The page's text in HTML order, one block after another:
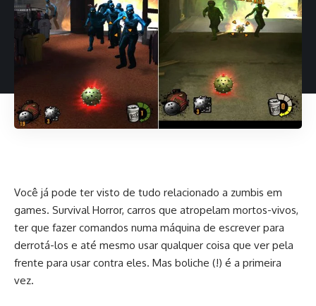
Você já pode ter visto de tudo relacionado a zumbis em
games. Survival Horror, carros que atropelam mortos-vivos,
ter que fazer comandos numa máquina de escrever para
derrotá-los e até mesmo usar qualquer coisa que ver pela
frente para usar contra eles. Mas boliche (!) é a primeira
vez.